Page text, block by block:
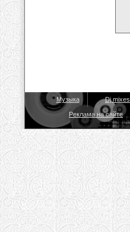
Музыка Dj mixes
Реклама на сайте